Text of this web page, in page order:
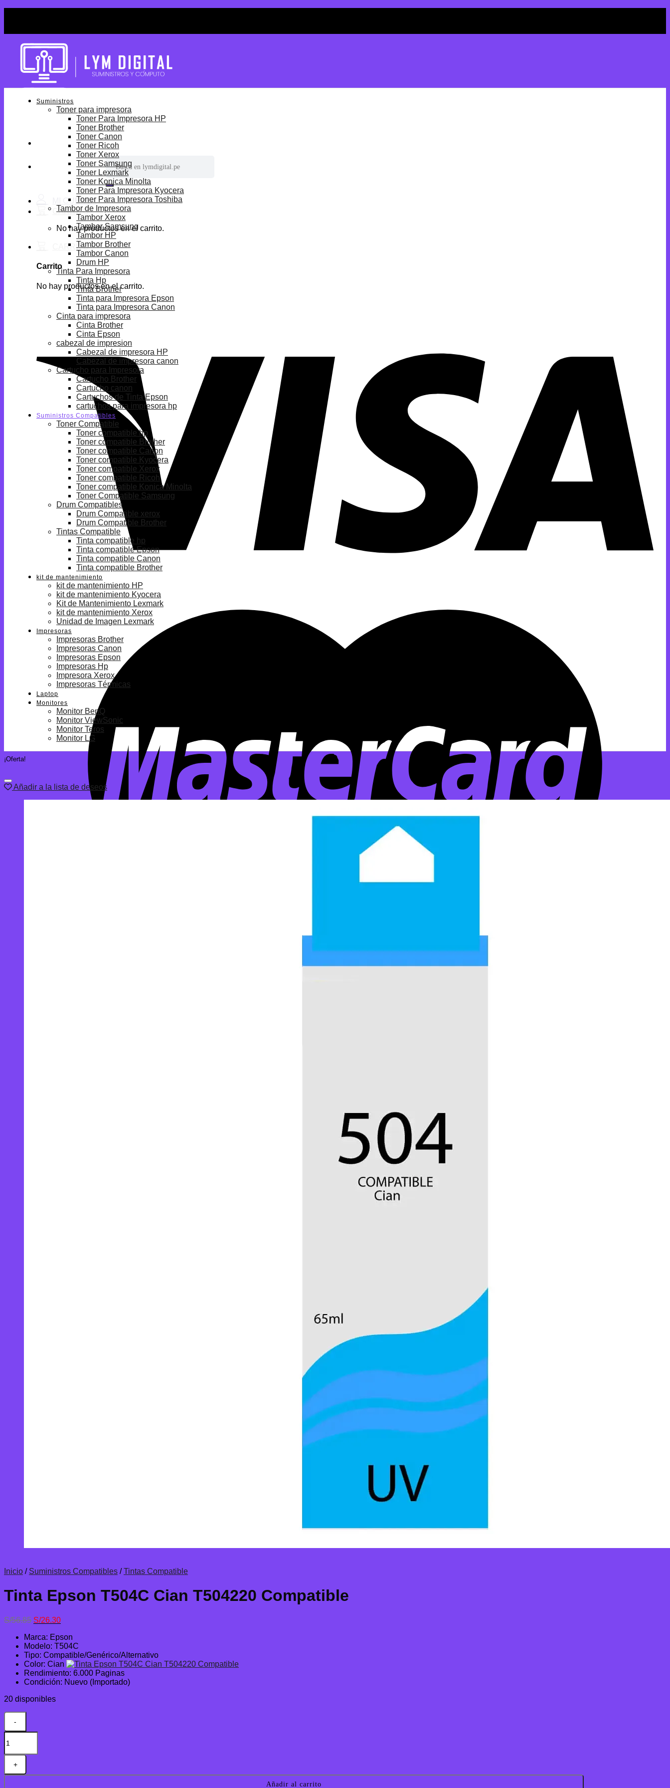
Buscar
por:
No hay productos en el carrito.
Carrito
No hay productos en el carrito.
Suministros
Toner para impresora
Toner Para Impresora HP
Toner Brother
Toner Canon
Toner Ricoh
Toner Xerox
Toner Samsung
Toner Lexmark
Toner Konica Minolta
Toner Para Impresora Kyocera
Toner Para Impresora Toshiba
Tambor de Impresora
Tambor Xerox
Tambor Samsung
Tambor HP
Tambor Brother
Tambor Canon
Drum HP
Tinta Para Impresora
Tinta Hp
Tinta Brother
Tinta para Impresora Epson
Tinta para Impresora Canon
Cinta para impresora
Cinta Brother
Cinta Epson
cabezal de impresion
Cabezal de impresora HP
Cabezal de impresora canon
Cartucho para Impresora
Cartucho Brother
Cartucho canon
Cartuchos de Tinta Epson
cartuchos para impresora hp
Suministros Compatibles
Toner Compatible
Toner compatible hp
Toner compatible Brother
Toner compatible Canon
Toner compatible Kyocera
Toner compatible Xerox
Toner compatible Ricoh
Toner compatible Konica Minolta
Toner Compatible Samsung
Drum Compatibles
Drum Compatible xerox
Drum Compatible Brother
Tintas Compatible
Tinta compatible hp
Tinta compatible Epson
Tinta compatible Canon
Tinta compatible Brother
kit de mantenimiento
kit de mantenimiento HP
kit de mantenimiento Kyocera
Kit de Mantenimiento Lexmark
kit de mantenimiento Xerox
Unidad de Imagen Lexmark
Impresoras
Impresoras Brother
Impresoras Canon
Impresoras Epson
Impresoras Hp
Impresora Xerox
Impresoras Térmicas
Laptop
Monitores
Monitor BenQ
Monitor ViewSonic
Monitor Teros
Monitor LG
¡Oferta!
Añadir a la lista de deseos
Inicio / Suministros Compatibles / Tintas Compatible
Tinta Epson T504C Cian T504220 Compatible
S/56.85 El
original
era:
S/56.85.
S/26.30El
actual
es:
S/26.30.
Marca: Epson
Modelo: T504C
Tipo: Compatible/Genérico/Alternativo
Color: Cian
Rendimiento: 6.000 Paginas
Condición: Nuevo (Importado)
20 disponibles
Tinta
Epson
T504C
Cian
T504220
Añadir al carrito